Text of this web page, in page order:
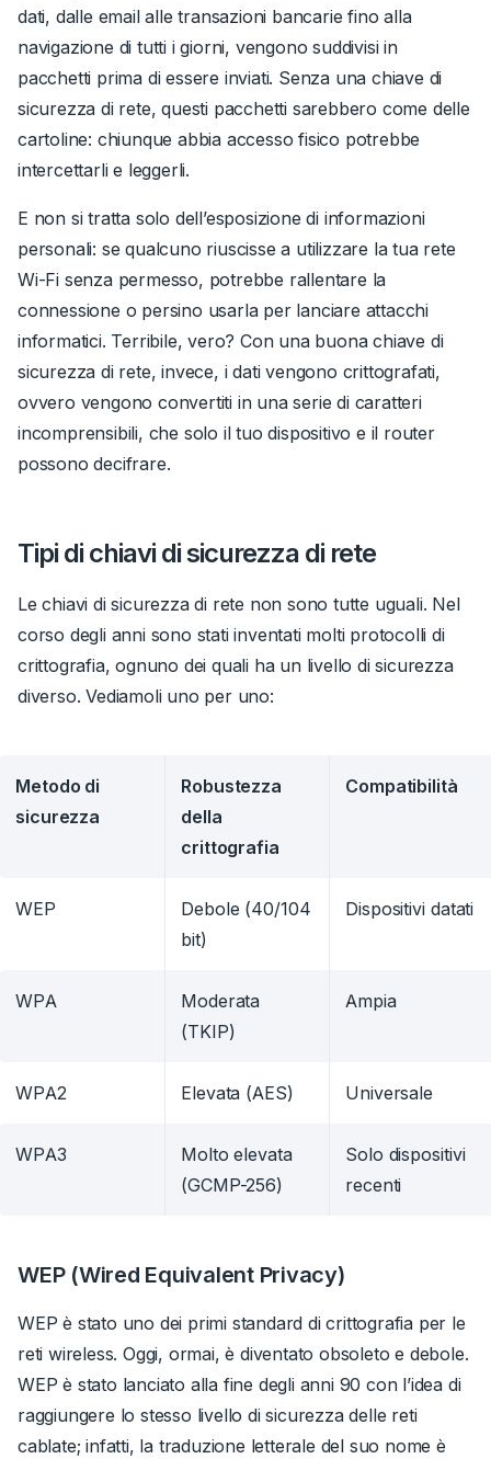
dati, dalle email alle transazioni bancarie fino alla
navigazione di tutti i giorni, vengono suddivisi in
pacchetti prima di essere inviati. Senza una chiave di
sicurezza di rete, questi pacchetti sarebbero come delle
cartoline: chiunque abbia accesso fisico potrebbe
intercettarli e leggerli.
E non si tratta solo dell’esposizione di informazioni
personali: se qualcuno riuscisse a utilizzare la tua rete
Wi-Fi senza permesso, potrebbe rallentare la
connessione o persino usarla per lanciare attacchi
informatici. Terribile, vero? Con una buona chiave di
sicurezza di rete, invece, i dati vengono crittografati,
ovvero vengono convertiti in una serie di caratteri
incomprensibili, che solo il tuo dispositivo e il router
possono decifrare.
Tipi di chiavi di sicurezza di rete
Le chiavi di sicurezza di rete non sono tutte uguali. Nel
corso degli anni sono stati inventati molti protocolli di
crittografia, ognuno dei quali ha un livello di sicurezza
diverso. Vediamoli uno per uno:
Metodo di
sicurezza
Robustezza
della
crittografia
Compatibilità
WEP
Debole (40/104
bit)
Dispositivi datati
WPA
Moderata
(TKIP)
Ampia
WPA2 Elevata (AES) Universale
WPA3
Molto elevata
(GCMP-256)
Solo dispositivi
recenti
WEP (Wired Equivalent Privacy)
WEP è stato uno dei primi standard di crittografia per le
reti wireless. Oggi, ormai, è diventato obsoleto e debole.
WEP è stato lanciato alla fine degli anni 90 con l’idea di
raggiungere lo stesso livello di sicurezza delle reti
cablate; infatti, la traduzione letterale del suo nome è